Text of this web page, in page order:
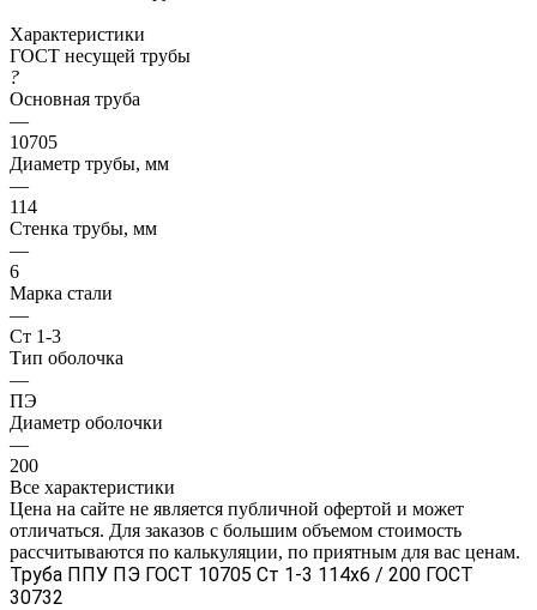
Характеристики
ГОСТ несущей трубы
?
Основная труба
—
10705
Диаметр трубы, мм
—
114
Стенка трубы, мм
—
6
Марка стали
—
Ст 1-3
Тип оболочка
—
ПЭ
Диаметр оболочки
—
200
Все характеристики
Цена на сайте не является публичной офертой и может
отличаться. Для заказов с большим объемом стоимость
рассчитываются по калькуляции, по приятным для вас ценам.
Труба ППУ ПЭ ГОСТ 10705 Ст 1-3 114x6 / 200 ГОСТ
30732